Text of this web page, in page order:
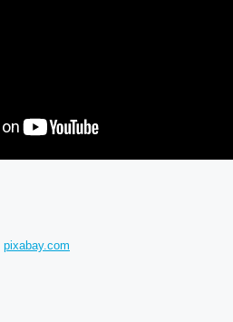
pixabay.com